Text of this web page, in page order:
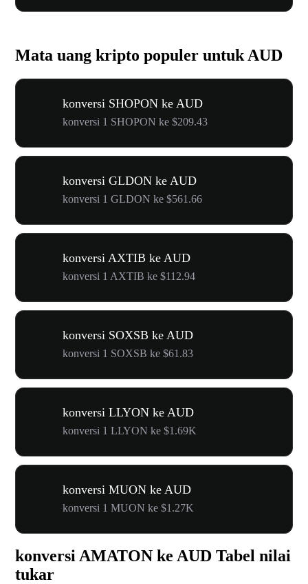
Mata uang kripto populer untuk AUD
konversi SHOPON ke AUD
konversi 1 SHOPON ke $209.43
konversi GLDON ke AUD
konversi 1 GLDON ke $561.66
konversi AXTIB ke AUD
konversi 1 AXTIB ke $112.94
konversi SOXSB ke AUD
konversi 1 SOXSB ke $61.83
konversi LLYON ke AUD
konversi 1 LLYON ke $1.69K
konversi MUON ke AUD
konversi 1 MUON ke $1.27K
konversi AMATON ke AUD Tabel nilai
tukar